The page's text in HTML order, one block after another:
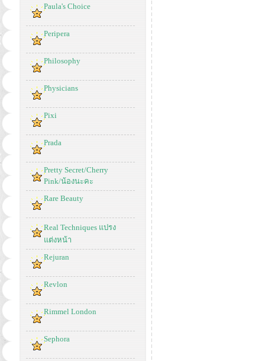
Paula's Choice
Peripera
Philosophy
Physicians
Pixi
Prada
Pretty Secret/Cherry
Pink/น้องนะคะ
Rare Beauty
Real Techniques แปรง
แต่งหน้า
Rejuran
Revlon
Rimmel London
Sephora